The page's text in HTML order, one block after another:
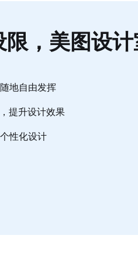
限，美图设
地自由发挥
提升设计效果
性化设计